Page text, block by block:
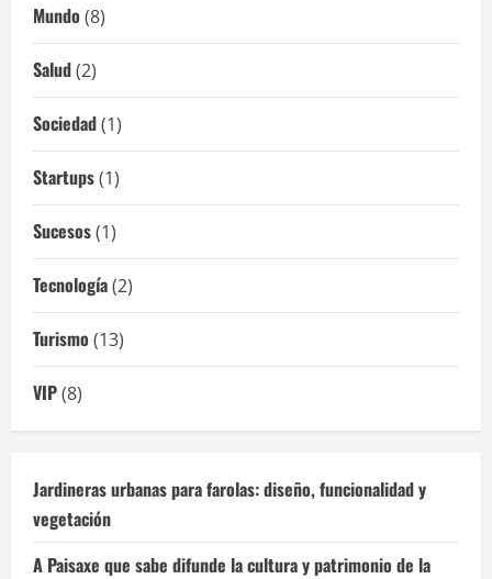
Mundo (8)
Salud(2)
Sociedad(1)
Startups(1)
Sucesos(1)
Tecnología(2)
Turismo (13)
VIP(8)
Jardineras urbanas para farolas: diseño, funcionalidad y
vegetación
A Paisaxe que sabe difunde la cultura y patrimonio de la